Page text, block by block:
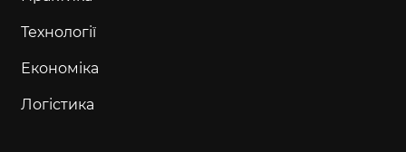
Технології
Економіка
Логістика